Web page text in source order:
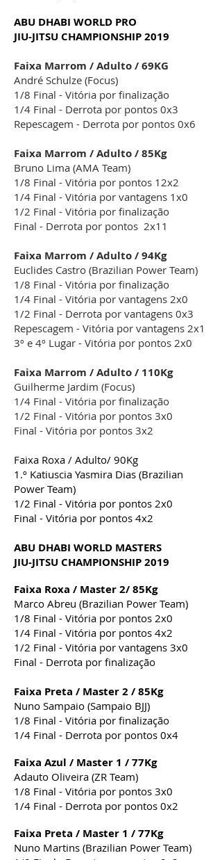
ABU DHABI WORLD PRO
JIU-JITSU CHAMPIONSHIP 2019
Faixa Marrom / Adulto / 69KG
André Schulze (Focus)
1/8 Final - Vitória por finalização
1/4 Final - Derrota por pontos 0x3
Repescagem - Derrota por pontos 0x6
Faixa Marrom / Adulto / 85Kg
Bruno Lima (AMA Team)
1/8 Final - Vitória por pontos 12x2
1/4 Final - Vitória por vantagens 1x0
1/2 Final - Vitória por finalização
Final - Derrota por pontos 2x11
Faixa Marrom / Adulto / 94Kg
Euclides Castro (Brazilian Power Team)
1/8 Final - Vitória por finalização
1/4 Final - Vitória por vantagens 2x0
1/2 Final - Derrota por vantagens 0x3
Repescagem - Vitória por vantagens 2x1
3º e 4º Lugar - Vitória por pontos 2x0
Faixa Marrom / Adulto / 110Kg
Guilherme Jardim (Focus)
1/4 Final - Vitória por finalização
1/2 Final - Vitória por pontos 3x0
Final - Vitória por pontos 3x2
Faixa Roxa / Adulto/ 90Kg
1.º Katiuscia Yasmira Dias (Brazilian
Power Team)
1/2 Final - Vitória por pontos 2x0
Final - Vitória por pontos 4x2
ABU DHABI WORLD MASTERS
JIU-JITSU CHAMPIONSHIP 2019
Faixa Roxa / Master 2/ 85Kg
Marco Abreu (Brazilian Power Team)
1/8 Final - Vitória por pontos 2x0
1/4 Final - Vitória por pontos 4x2
1/2 Final - Vitória por vantagens 3x0
Final - Derrota por finalização
Faixa Preta / Master 2 / 85Kg
Nuno Sampaio (Sampaio BJJ)
1/8 Final - Vitória por finalização
1/4 Final - Derrota por pontos 0x4
Faixa Azul / Master 1 / 77Kg
Adauto Oliveira (ZR Team)
1/8 Final - Vitória por pontos 3x0
1/4 Final - Derrota por pontos 0x2
Faixa Preta / Master 1 / 77Kg
Nuno Martins (Brazilian Power Team)